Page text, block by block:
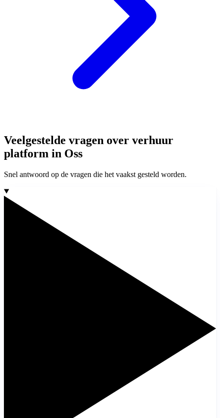
Veelgestelde vragen over verhuur
platform in Oss
Snel antwoord op de vragen die het vaakst gesteld worden.